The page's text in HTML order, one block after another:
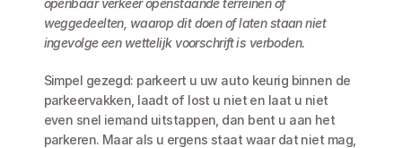
openbaar verkeer openstaande terreinen of
weggedeelten, waarop dit doen of laten staan niet
ingevolge een wettelijk voorschrift is verboden.
Simpel gezegd: parkeert u uw auto keurig binnen de
parkeervakken, laadt of lost u niet en laat u niet
even snel iemand uitstappen, dan bent u aan het
parkeren. Maar als u ergens staat waar dat niet mag,